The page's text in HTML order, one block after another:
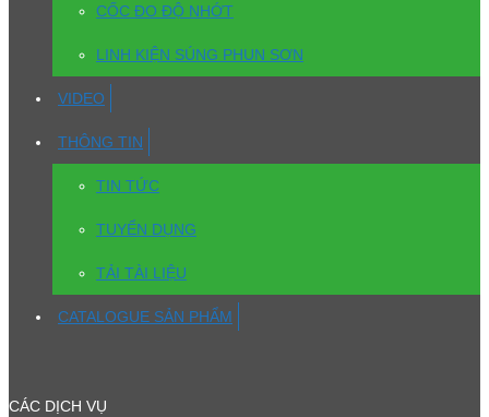
CỐC ĐO ĐỘ NHỚT
LINH KIỆN SÚNG PHUN SƠN
VIDEO
THÔNG TIN
TIN TỨC
TUYỂN DỤNG
TẢI TÀI LIỆU
CATALOGUE SẢN PHẨM
CÁC DỊCH VỤ